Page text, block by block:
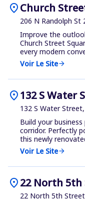
location_onChurch
206 N Randolph St
Improve the
Church Street
every modern
Voir Le Sitearrow_forward
location_on132 S Water
132 S Water
Build your
corridor. Perfectly
this newly
Voir Le Sitearrow_forward
location_on22 North 5th
22 North 5th